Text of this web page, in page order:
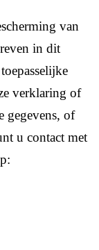
van
in dit
verklaring of
gegevens, of
u contact met